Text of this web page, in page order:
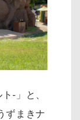
-」と、
ずまきナ